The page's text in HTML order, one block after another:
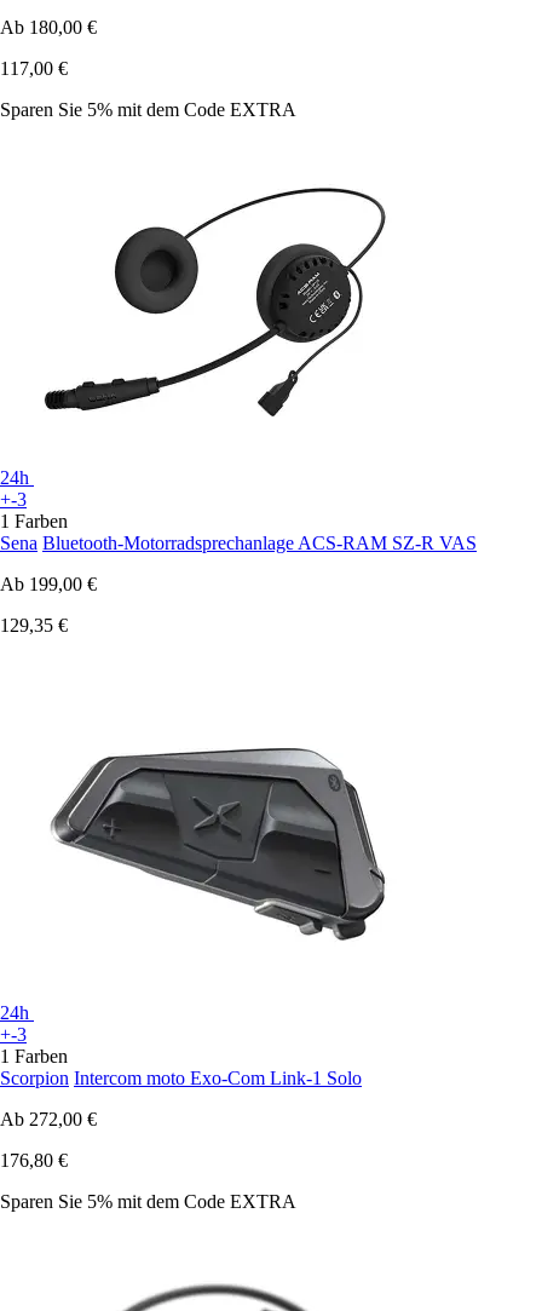
Ab 180,00 €
117,00 €
Sparen Sie 5% mit dem Code EXTRA
24h
+-3
1 Farben
Sena Bluetooth-Motorradsprechanlage ACS-RAM SZ-R VAS
Ab 199,00 €
129,35 €
24h
+-3
1 Farben
Scorpion Intercom moto Exo-Com Link-1 Solo
Ab 272,00 €
176,80 €
Sparen Sie 5% mit dem Code EXTRA